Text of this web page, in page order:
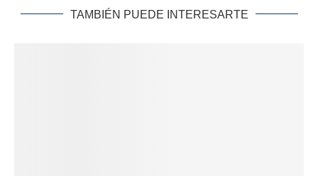
TAMBIÉN PUEDE INTERESARTE